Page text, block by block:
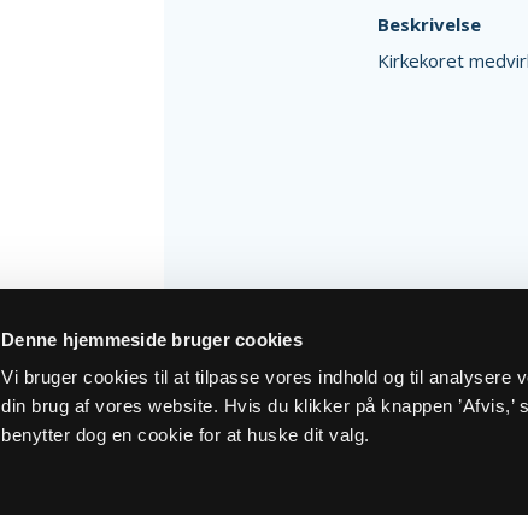
Denne hjemmeside bruger cookies
Vi bruger cookies til at tilpasse vores indhold og til analysere
din brug af vores website. Hvis du klikker på knappen
benytter dog en cookie for at huske dit valg.
Beskrivelse
Kirkekoret